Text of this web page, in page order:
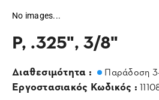
No images...
P, .325", 3/8"
Διαθεσιμότητα : Παράδοση
Εργοστασιακός Κωδικός :